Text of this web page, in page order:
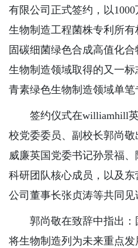
有限公司正式签约，以
生物制造工程菌株专利所有
固碳细菌绿色合成高值化
生物制造领域取得的又一
青素绿色生物制造领域单笔
签约仪式在williamhill
校党委委员、副校长郭尚
威廉英国党委书记孙景福
科研团队核心成员，以及
公司董事长张贞涛等共同见
郭尚敬在致辞中指出
将生物制造列为未来重点